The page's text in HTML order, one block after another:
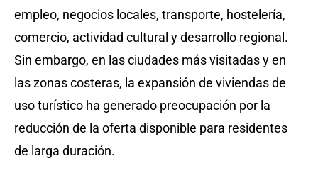
empleo, negocios locales, transporte, hostelería,
comercio, actividad cultural y desarrollo regional.
Sin embargo, en las ciudades más visitadas y en
las zonas costeras, la expansión de viviendas de
uso turístico ha generado preocupación por la
reducción de la oferta disponible para residentes
de larga duración.